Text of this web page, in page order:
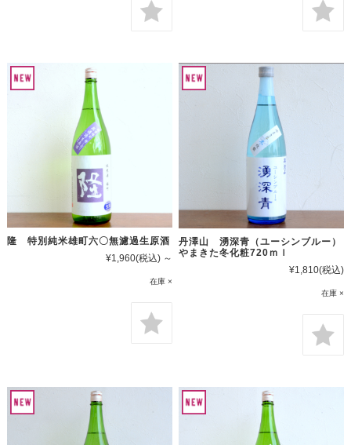
隆 特別純米雄町六〇無濾過生原酒
¥1,960(税込) ～
在庫 ×
丹澤山 湧深青（ユーシンブルー）
やまきた冬化粧720ｍｌ
¥1,810(税込)
在庫 ×